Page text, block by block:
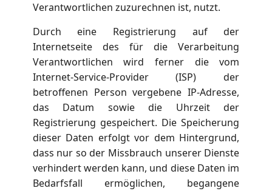
Verantwortlichen zuzurechnen ist, nutzt.
Durch eine Registrierung auf der
Internetseite des für die Verarbeitung
Verantwortlichen wird ferner die vom
Internet-Service-Provider (ISP) der
betroffenen Person vergebene IP-Adresse,
das Datum sowie die Uhrzeit der
Registrierung gespeichert. Die Speicherung
dieser Daten erfolgt vor dem Hintergrund,
dass nur so der Missbrauch unserer Dienste
verhindert werden kann, und diese Daten im
Bedarfsfall ermöglichen, begangene